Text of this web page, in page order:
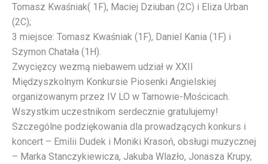
Tomasz Kwaśniak( 1F), Maciej Dziuban (2C) i Eliza Urban
(2C);
3 miejsce: Tomasz Kwaśniak (1F), Daniel Kania (1F) i
Szymon Chatała (1H).
Zwycięzcy wezmą niebawem udział w XXII
Międzyszkolnym Konkursie Piosenki Angielskiej
organizowanym przez IV LO w Tarnowie-Mościcach.
Wszystkim uczestnikom serdecznie gratulujemy!
Szczególne podziękowania dla prowadzących konkurs i
koncert – Emilii Dudek i Moniki Krasoń, obsługi muzycznej
– Marka Stanczykiewicza, Jakuba Wlazło, Jonasza Krupy,